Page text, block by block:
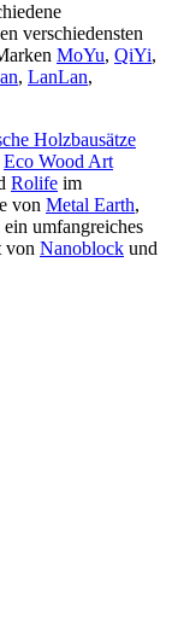
verschiedensten
MoYu, QiYi,
, LanLan,
Holzbausätze
Eco Wood Art
Rolife im
von Metal Earth,
umfangreiches
von Nanoblock und